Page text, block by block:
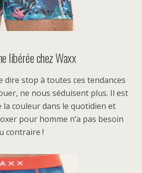
libérée chez Waxx
dire stop à toutes ces tendances
ne nous séduisent plus. Il est
la couleur dans le quotidien et
pour homme n’a pas besoin
contraire !